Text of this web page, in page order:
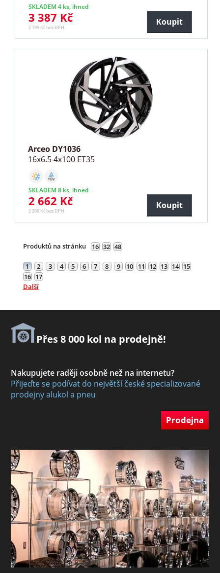
SKLADEM 4 ks, ihned
3 387 Kč
2 799 Kč bez DPH
Koupit
Arceo DY1036
16x6.5 4x100 ET35
SKLADEM 8 ks, ihned
2 662 Kč
2 200 Kč bez DPH
Koupit
Produktů na stránku 16 32 48
1 2 3 4 5 6 7 8 9 10 11 12 13 14 15
16 17
Další
Přes 8 000 kol na prodejně!
Nakupujete raději osobně než na internetu?
Přijeďte se podívat do největší české specializované
prodejny alukol a pneu
Prodejna